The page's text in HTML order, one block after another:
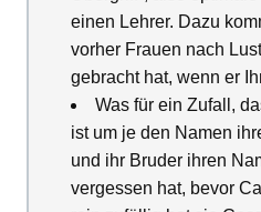
einen Lehrer. Dazu
vorher Frauen nach
gebracht hat, wenn er
Was für ein Zufall,
ist um je den Namen
und ihr Bruder ihren
vergessen hat, bevor